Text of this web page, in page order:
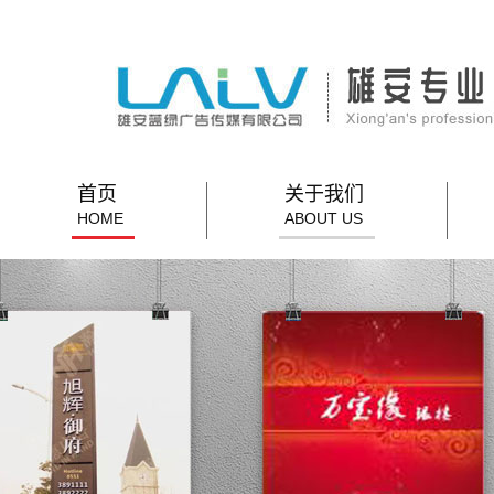
首页
HOME
关于我们
ABOUT US